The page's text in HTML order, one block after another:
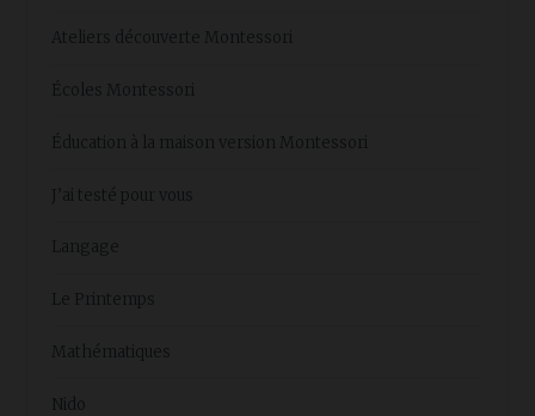
Ateliers découverte Montessori
Écoles Montessori
Éducation à la maison version Montessori
J’ai testé pour vous
Langage
Le Printemps
Mathématiques
Nido